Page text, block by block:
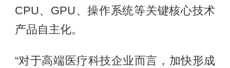
CPU、GPU、操作系统等关键核心技术
产品自主化。
“对于高端医疗科技企业而言，加快形成